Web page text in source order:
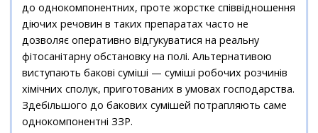
до однокомпонентних, проте жорстке співвідношення
діючих речовин в таких препаратах часто не
дозволяє оперативно відгукуватися на реальну
фітосанітарну обстановку на полі. Альтернативою
виступають бакові суміші — суміші робочих розчинів
хімічних сполук, приготованих в умовах господарства.
Здебільшого до бакових сумішей потрапляють саме
однокомпонентні ЗЗР.